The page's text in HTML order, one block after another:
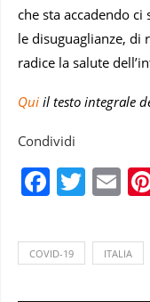
che sta accadendo
le disuguaglianze, di
radice la salute
Qui il testo integrale
Condividi
COVID-19 ITALIA